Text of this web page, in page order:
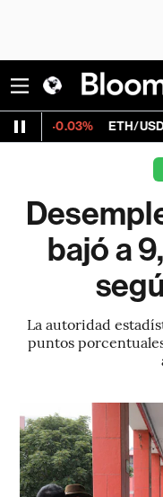
ETH/USD 1,911.40 -
bajó a
La autoridad
puntos